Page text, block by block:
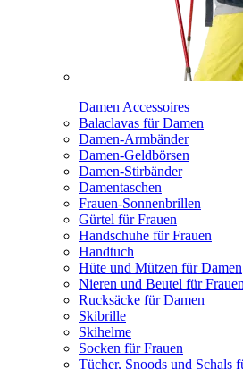
Damen Accessoires
Balaclavas für Damen
Damen-Armbänder
Damen-Geldbörsen
Damen-Stirbänder
Damentaschen
Frauen-Sonnenbrillen
Gürtel für Frauen
Handschuhe für Frauen
Handtuch
Hüte und Mützen für Damen
Nieren und Beutel für Frauen
Rucksäcke für Damen
Skibrille
Skihelme
Socken für Frauen
Tücher, Snoods und Schals